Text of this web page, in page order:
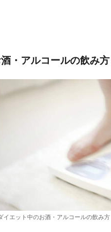
・アルコールの飲み
イエット中のお酒・アルコールの飲み方